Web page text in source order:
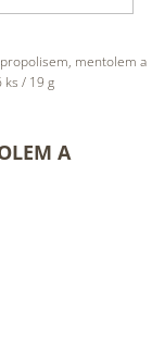
mentolem a
ks / 19 g
A